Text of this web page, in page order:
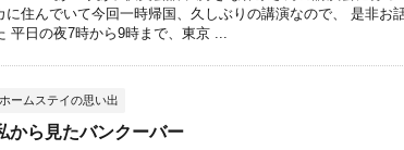
に住んでいて今回一時帰国、久しぶりの講演なので、 是非お
平日の夜7時から9時まで、東京 ...
ホームステイの思い出
から見たバンクーバー